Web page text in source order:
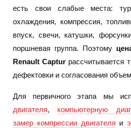
есть свои слабые места:
охлаждения, компрессия,
впуск, свечи, катушки,
поршневая группа. Поэтому
Renault Captur рассчитывается
дефектовки и согласования
Для первичного этапа мы
двигателя, компьютерную
замер компрессии двигателя и